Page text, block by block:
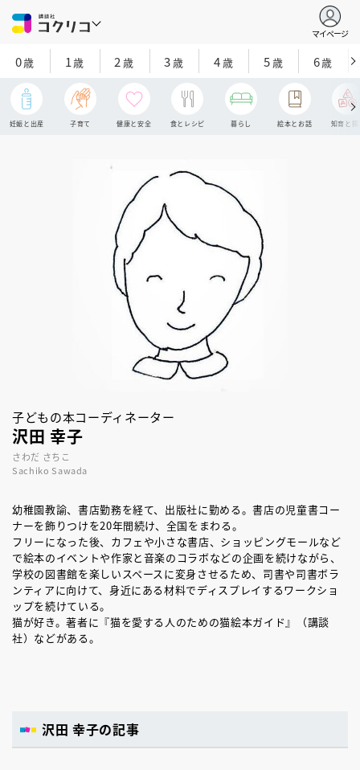
マイページ
0歳 1歳 2 歳 3歳 4歳 5歳 6歳
妊娠と出産 子育て 健康と安全 食とレシピ 暮らし 絵本とお話 知育と探
子どもの本コーディネーター
沢田 幸子
さわだ さちこ
Sachiko Sawada
幼稚園教諭、書店勤務を経て、出版社に勤める。書店の児童書コー
ナーを飾りつけを20年間続け、全国をまわる。
フリーになった後、カフェや小さな書店、ショッピングモールなど
で絵本のイベントや作家と音楽のコラボなどの企画を続けながら、
学校の図書館を楽しいスペースに変身させるため、司書や司書ボラ
ンティアに向けて、身近にある材料でディスプレイするワークショ
ップを続けている。
猫が好き。著者に『猫を愛する人のための猫絵本ガイド』（講談
社）などがある。
沢田 幸子の記事